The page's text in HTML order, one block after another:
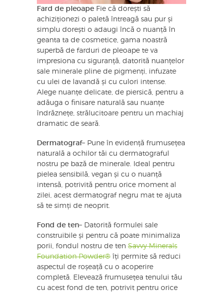
Fard de pleoape Fie că dorești să
achiziționezi o paletă întreagă sau pur și
simplu dorești o adaugi încă o nuanță în
geanta ta de cosmetice, gama noastră
superbă de farduri de pleoape te va
impresiona cu siguranță, datorită nuanțelor
sale minerale pline de pigmenți, infuzate
cu ulei de lavandă și cu culori intense.
Alege nuanțe delicate, de piersică, pentru a
adăuga o finisare naturală sau nuanțe
îndrăznețe, strălucitoare pentru un machiaj
dramatic de seară.
Dermatograf– Pune în evidență frumusețea
naturală a ochilor tăi cu dermatograful
nostru pe bază de minerale. Ideal pentru
pielea sensibilă, vegan și cu o nuanță
intensă, potrivită pentru orice moment al
zilei, acest dermatograf negru mat te ajuta
să te simți de neoprit.
Fond de ten– Datorită formulei sale
construibile și pentru că poate minimaliza
porii, fondul nostru de ten Savvy Minerals
Foundation Powder® îți permite să reduci
aspectul de roșeață cu o acoperire
completă. Elevează frumusețea tenului tău
cu acest fond de ten, potrivit pentru orice